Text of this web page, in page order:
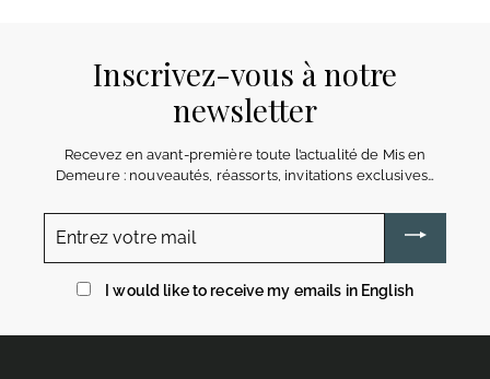
Inscrivez-vous à notre
newsletter
Recevez en avant-première toute l’actualité de Mis en
Demeure : nouveautés, réassorts, invitations exclusives…
I would like to receive my emails in English